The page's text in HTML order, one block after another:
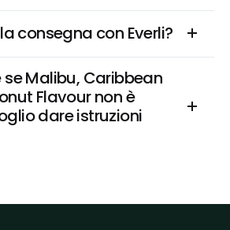
consegna con Everli?
Malibu, Caribbean
Flavour non è
dare istruzioni